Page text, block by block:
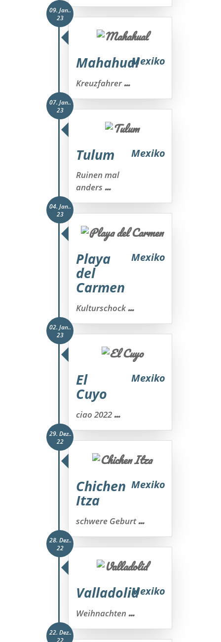
09. Jan..
23
MahahualMexiko
Kreuzfahrer...
07. Jan..
23
Tulum Mexiko
Ruinen mal
anders...
04. Jan..
23
Playa
del
Carmen
Mexiko
Kulturschock...
02. Jan..
23
El
Cuyo
Mexiko
ciao 2022...
29. Dez..
22
Chichen
Itza
Mexiko
schwere Geburt...
28. Dez..
22
ValladolidMexiko
Weihnachten...
22. Dez..
22